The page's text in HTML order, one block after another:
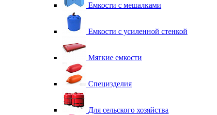
Емкости с мешалками
Емкости с усиленной стенкой
Мягкие емкости
Специзделия
Для сельского хозяйства